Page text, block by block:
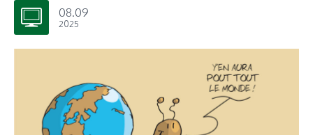
08.09
2025